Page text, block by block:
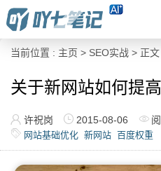
当前位置 : 主页 > SEO实战 > 正文
关于新网站如何提
许祝岗 2015-08-06
网站基础优化 新网站 百度权重